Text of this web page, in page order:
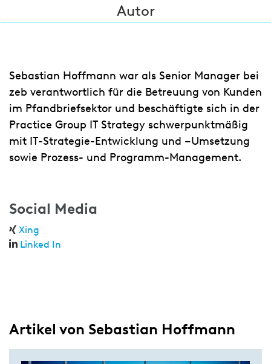
Autor
Sebastian Hoffmann war als Senior Manager bei
zeb verantwortlich für die Betreuung von Kunden
im Pfandbriefsektor und beschäftigte sich in der
Practice Group IT Strategy schwerpunktmäßig
mit IT-Strategie-Entwicklung und –Umsetzung
sowie Prozess- und Programm-Management.
Social Media
Xing
Linked In
Artikel von Sebastian Hoffmann